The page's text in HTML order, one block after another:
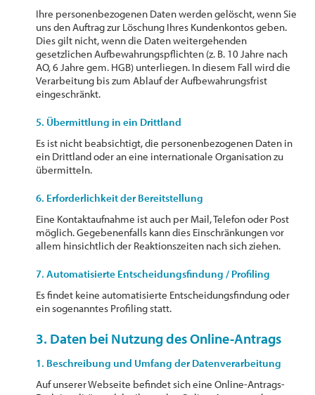
Ihre personenbezogenen Daten werden gelöscht, wenn Sie
uns den Auftrag zur Löschung Ihres Kundenkontos geben.
Dies gilt nicht, wenn die Daten weitergehenden
gesetzlichen Aufbewahrungspflichten (z. B. 10 Jahre nach
AO, 6 Jahre gem. HGB) unterliegen. In diesem Fall wird die
Verarbeitung bis zum Ablauf der Aufbewahrungsfrist
eingeschränkt.
5. Übermittlung in ein Drittland
Es ist nicht beabsichtigt, die personenbezogenen Daten in
ein Drittland oder an eine internationale Organisation zu
übermitteln.
6. Erforderlichkeit der Bereitstellung
Eine Kontaktaufnahme ist auch per Mail, Telefon oder Post
möglich. Gegebenenfalls kann dies Einschränkungen vor
allem hinsichtlich der Reaktionszeiten nach sich ziehen.
7. Automatisierte Entscheidungsfindung / Profiling
Es findet keine automatisierte Entscheidungsfindung oder
ein sogenanntes Profiling statt.
3. Daten bei Nutzung des Online-Antrags
1. Beschreibung und Umfang der Datenverarbeitung
Auf unserer Webseite befindet sich eine Online-Antrags-